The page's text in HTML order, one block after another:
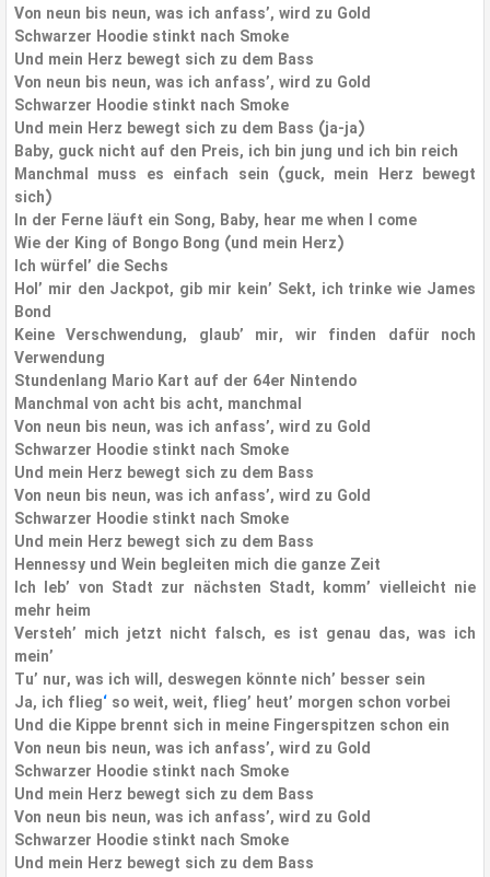
Von neun bis neun, was ich anfass’, wird zu Gold
Schwarzer Hoodie stinkt nach Smoke
Und mein Herz bewegt sich zu dem Bass
Von neun bis neun, was ich anfass’, wird zu Gold
Schwarzer Hoodie stinkt nach Smoke
Und mein Herz bewegt sich zu dem Bass (ja-ja)
Baby, guck nicht auf den Preis, ich bin jung und ich bin reich
Manchmal muss es einfach sein (guck, mein Herz bewegt
sich)
In der Ferne läuft ein Song, Baby, hear me when I come
Wie der King of Bongo Bong (und mein Herz)
Ich würfel’ die Sechs
Hol’ mir den Jackpot, gib mir kein’ Sekt, ich trinke wie James
Bond
Keine Verschwendung, glaub’ mir, wir finden dafür noch
Verwendung
Stundenlang Mario Kart auf der 64er Nintendo
Manchmal von acht bis acht, manchmal
Von neun bis neun, was ich anfass’, wird zu Gold
Schwarzer Hoodie stinkt nach Smoke
Und mein Herz bewegt sich zu dem Bass
Von neun bis neun, was ich anfass’, wird zu Gold
Schwarzer Hoodie stinkt nach Smoke
Und mein Herz bewegt sich zu dem Bass
Hennessy und Wein begleiten mich die ganze Zeit
Ich leb’ von Stadt zur nächsten Stadt, komm’ vielleicht nie
mehr heim
Versteh’ mich jetzt nicht falsch, es ist genau das, was ich
mein’
Tu’ nur, was ich will, deswegen könnte nich’ besser sein
Ja, ich flieg‘ so weit, weit, flieg’ heut’ morgen schon vorbei
Und die Kippe brennt sich in meine Fingerspitzen schon ein
Von neun bis neun, was ich anfass’, wird zu Gold
Schwarzer Hoodie stinkt nach Smoke
Und mein Herz bewegt sich zu dem Bass
Von neun bis neun, was ich anfass’, wird zu Gold
Schwarzer Hoodie stinkt nach Smoke
Und mein Herz bewegt sich zu dem Bass